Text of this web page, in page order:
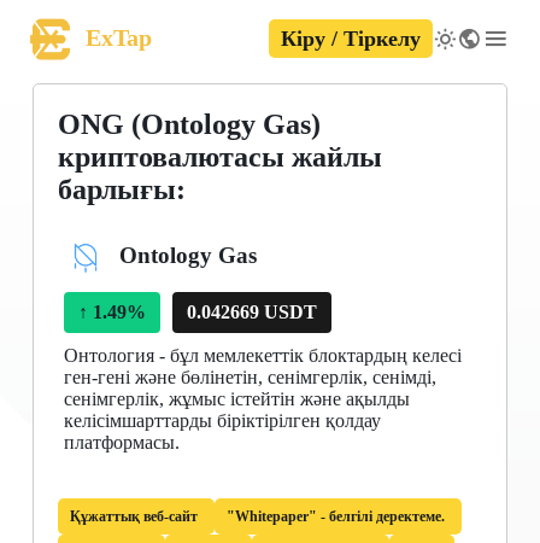
ExTap Кіру / Тіркелу
ONG (Ontology Gas)
криптовалютасы жайлы
барлығы:
Ontology Gas
↑ 1.49% 0.042669 USDT
Онтология - бұл мемлекеттік блоктардың келесі
ген-гені және бөлінетін, сенімгерлік, сенімді,
сенімгерлік, жұмыс істейтін және ақылды
келісімшарттарды біріктірілген қолдау
платформасы.
Құжаттық веб-сайт "Whitepaper" - белгілі деректеме.